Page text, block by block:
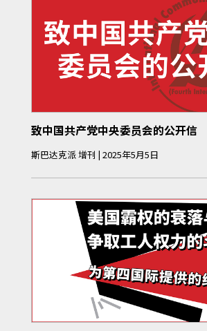
致中国共产党中央委员会的公开信
斯巴达克派增刊 | 2025年5月5日